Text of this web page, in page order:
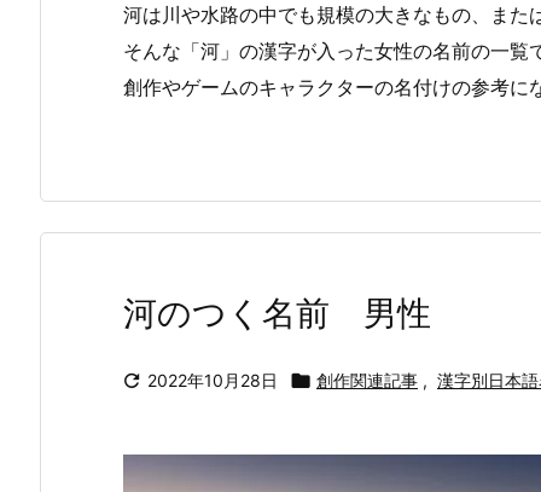
河は川や水路の中でも規模の大きなもの、ま
そんな「河」の漢字が入った女性の名前の一覧
創作やゲームのキャラクターの名付けの参考に
河のつく名前 男性
 2022年10月28日  創作関連記事 , 漢字別日本